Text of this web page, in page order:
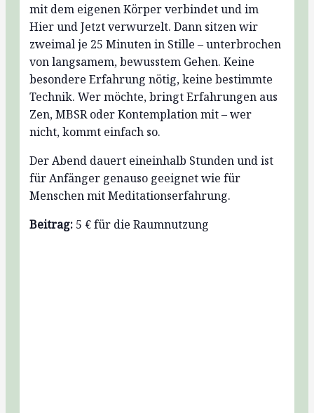
mit dem eigenen Körper verbindet und im
Hier und Jetzt verwurzelt. Dann sitzen wir
zweimal je 25 Minuten in Stille – unterbrochen
von langsamem, bewusstem Gehen. Keine
besondere Erfahrung nötig, keine bestimmte
Technik. Wer möchte, bringt Erfahrungen aus
Zen, MBSR oder Kontemplation mit – wer
nicht, kommt einfach so.
Der Abend dauert eineinhalb Stunden und ist
für Anfänger genauso geeignet wie für
Menschen mit Meditationserfahrung.
Beitrag: 5 € für die Raumnutzung